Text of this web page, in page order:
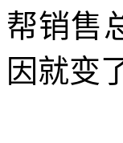
帮销售
因就变